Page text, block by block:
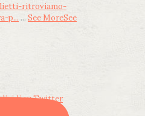
ritroviamo-
p... ... See MoreSee
su Twitter